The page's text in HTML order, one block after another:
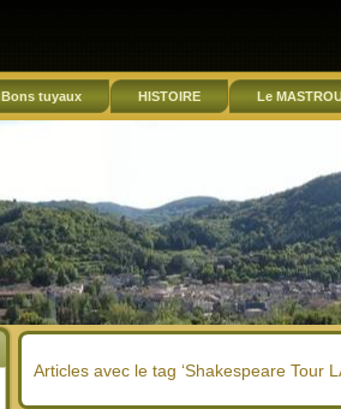
Bons tuyaux HISTOIRE Le
Articles avec le tag ‘Shakespeare Tour